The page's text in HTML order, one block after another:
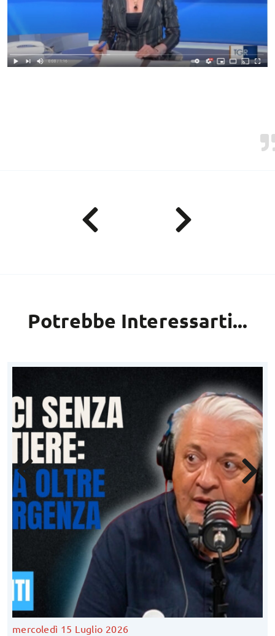
Potrebbe Interessarti...
mercoledì 15 Luglio 2026